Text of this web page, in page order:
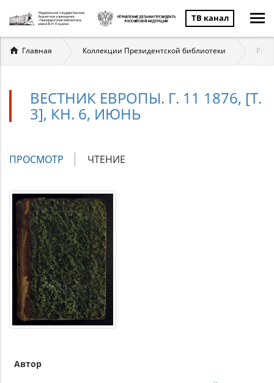
ТВ канал
Вы
здесь
Главная Коллекции Президентской библиотеки
ВЕСТНИК ЕВРОПЫ. Г. 11 1876, [Т.
3], КН. 6, ИЮНЬ
Главные
ПРОСМОТР (АКТИВНАЯ
ЧТЕНИЕ
Автор